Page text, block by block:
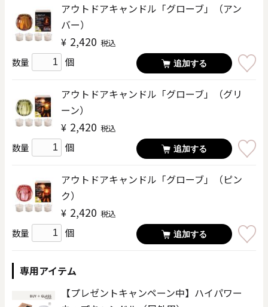
アウトドアキャンドル「グローブ」（アン
バー）
¥ 2,420 税込
数量 個 追加する
アウトドアキャンドル「グローブ」（グリ
ーン）
¥ 2,420 税込
数量 個 追加する
アウトドアキャンドル「グローブ」（ピン
ク）
¥ 2,420 税込
数量 個 追加する
専用アイテム
【プレゼントキャンペーン中】ハイパワー